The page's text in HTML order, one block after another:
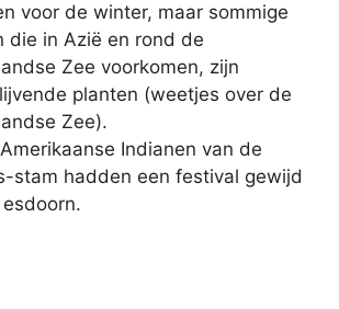
voor de winter, maar sommige
die in Azië en rond de
Zee voorkomen, zijn
planten (weetjes over de
Zee).
Indianen van de
stam hadden een festival gewijd